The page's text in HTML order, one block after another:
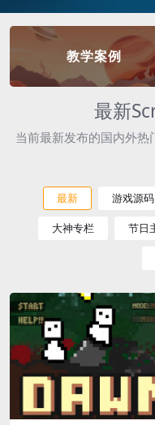
教学案例
最新
当前最新发布的国内外热
最新 游戏源码
大神专栏 节日